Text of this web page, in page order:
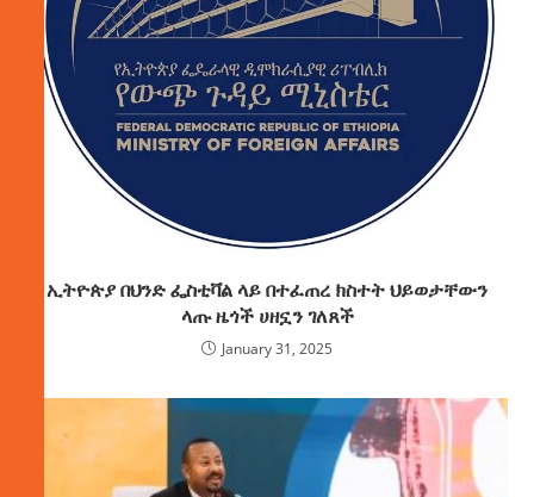
ኢትዮጵያ በህንድ ፌስቲቫል ላይ በተፈጠረ ክስተት ህይወታቸውን
ላጡ ዜጎች ሀዘኗን ገለጸች
January 31, 2025